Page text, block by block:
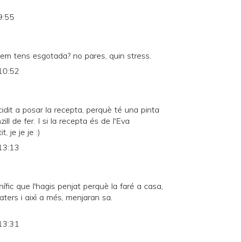
tens esgotada? no pares, quin stress.
a posar la recepta, perquè té una pinta
de fer. I si la recepta és de l'Eva
je je je :)
que l'hagis penjat perquè la faré a casa,
i aixì a més, menjaran sa.